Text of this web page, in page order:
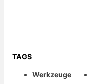
TAGS
Werkzeuge